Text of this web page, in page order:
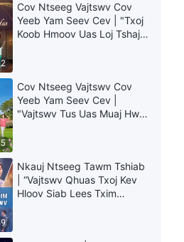
Ntseeg Tawm Tshiab
| “Vajtswv Quaj Tu Siab
Noob Neej Lub Neej Yav
Suab”
Ntseeg Tawm Tshiab
| “Lub Neej Tsis Muaj
ces Muaj Txoj Kev Txom
Puv Nkaus”
Cov Ntseeg Vajtswv Cov
Yeeb Yam Seev Cev | "Txoj
Koob Hmoov Uas Loj Tshaj
Cov Ntseeg Vajtswv Cov
Yeeb Yam Seev Cev |
"Vajtswv Tus Uas Muaj Hwj
Nkauj Ntseeg Tawm Tshiab
| “Vajtswv Qhuas Txoj Kev
Hloov Siab Lees Txim